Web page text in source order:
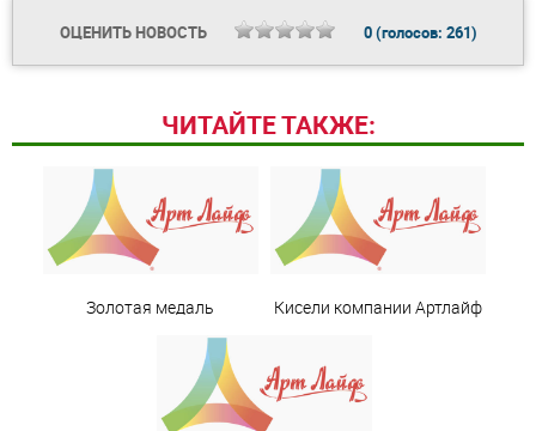
ОЦЕНИТЬ НОВОСТЬ 0(голосов: 261)
ЧИТАЙТЕ ТАКЖЕ:
Золотая медаль Кисели компании Артлайф